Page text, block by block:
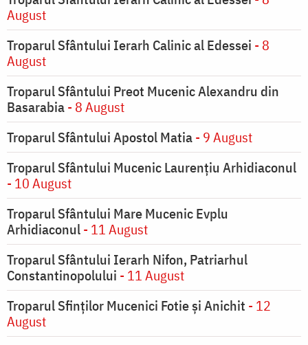
August
Troparul Sfântului Ierarh Calinic al Edessei - 8
August
Troparul Sfântului Preot Mucenic Alexandru din
Basarabia- 8 August
Troparul Sfântului Apostol Matia- 9 August
Troparul Sfântului Mucenic Laurențiu Arhidiaconul
- 10 August
Troparul Sfântului Mare Mucenic Evplu
Arhidiaconul- 11 August
Troparul Sfântului Ierarh Nifon, Patriarhul
Constantinopolului - 11 August
Troparul Sfinţilor Mucenici Fotie şi Anichit - 12
August